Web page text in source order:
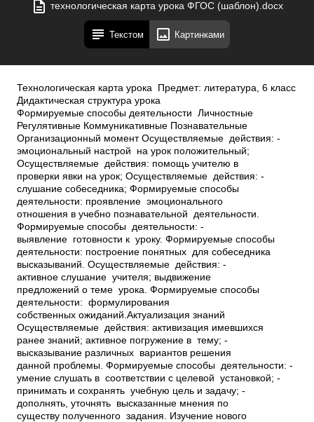
технологическая карта урока ФГОС (шаблон).docx
Текстом Картинками
Технологическая карта урока Предмет: литература, 6 класс
Дидактическая структура урока
Формируемые способы деятельности Личностные
Регулятивные Коммуникативные Познавательные
Организационный момент Осуществляемые действия: ­
эмоциональный настрой на урок положительный;
Осуществляемые действия: ­помощь учителю в
проверки явки на урок; Осуществляемые действия: ­
слушание собеседника; Формируемые способы
деятельности: ­проявление эмоционального
отношения в учебно­ познавательной деятельности.
Формируемые способы деятельности: ­
выявление готовности к уроку. Формируемые способы
деятельности: ­построение понятных для собеседника
высказываний. Осуществляемые действия: ­
активное слушание учителя; ­выдвижение
предложений о теме урока. Формируемые способы
деятельности: ­ формулирования
собственных ожиданий.Актуализация знаний
Осуществляемые действия: ­активизация имевшихся
ранее знаний; ­активное погружение в тему; ­
высказывание различных вариантов решения
данной проблемы. Формируемые способы деятельности: ­
умение слушать в соответствии с целевой установкой; ­
принимать и сохранять учебную цель и задачу; ­
дополнять, уточнять высказанные мнения по
существу полученного задания. Изучение нового